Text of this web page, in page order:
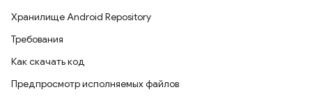
Хранилище Android Repository
Требования
Как скачать код
Предпросмотр исполняемых файлов